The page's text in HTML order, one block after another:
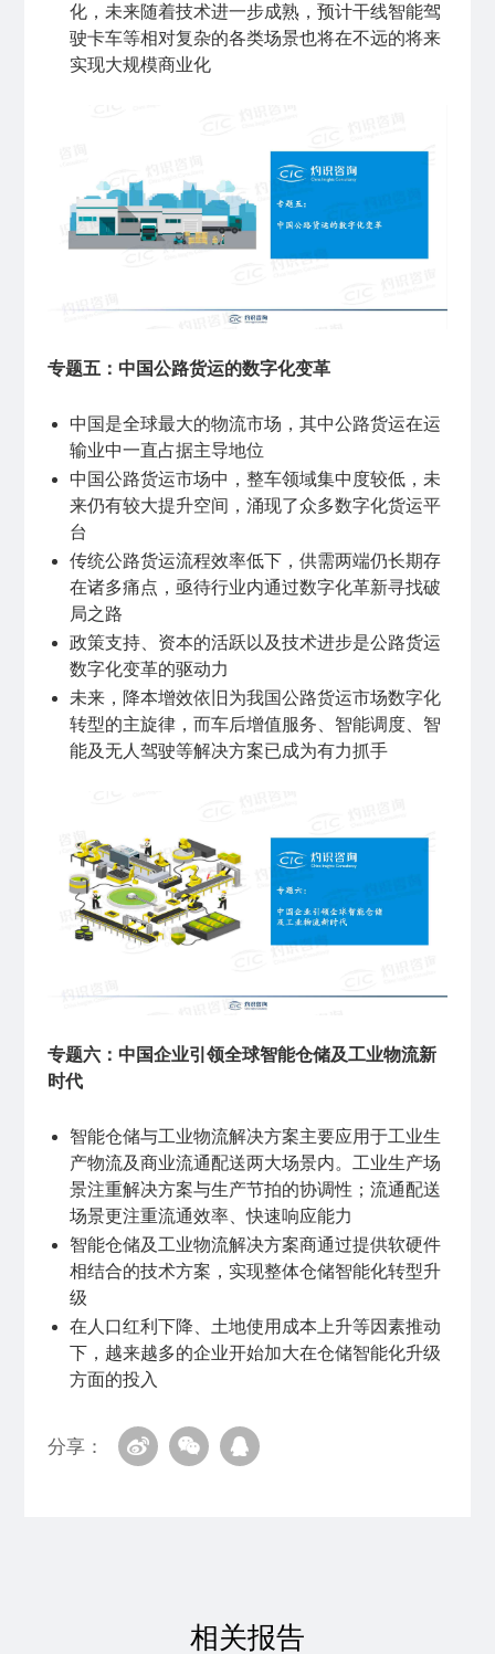
化，未来随着技术进一步成熟，预计干线智能驾
驶卡车等相对复杂的各类场景也将在不远的将来
实现大规模商业化
专题五：中国公路货运的数字化变革
中国是全球最大的物流市场，其中公路货运在运
输业中一直占据主导地位
中国公路货运市场中，整车领域集中度较低，未
来仍有较大提升空间，涌现了众多数字化货运平
台
传统公路货运流程效率低下，供需两端仍长期存
在诸多痛点，亟待行业内通过数字化革新寻找破
局之路
政策支持、资本的活跃以及技术进步是公路货运
数字化变革的驱动力
未来，降本增效依旧为我国公路货运市场数字化
转型的主旋律，而车后增值服务、智能调度、智
能及无人驾驶等解决方案已成为有力抓手
专题六：中国企业引领全球智能仓储及工业物流新
时代
智能仓储与工业物流解决方案主要应用于工业生
产物流及商业流通配送两大场景内。工业生产场
景注重解决方案与生产节拍的协调性；流通配送
场景更注重流通效率、快速响应能力
智能仓储及工业物流解决方案商通过提供软硬件
相结合的技术方案，实现整体仓储智能化转型升
级
在人口红利下降、土地使用成本上升等因素推动
下，越来越多的企业开始加大在仓储智能化升级
方面的投入
分享：
相关报告